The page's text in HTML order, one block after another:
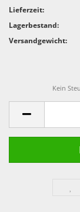
Lieferzeit:
Lagerbestand:
Versandgewicht:
Kein